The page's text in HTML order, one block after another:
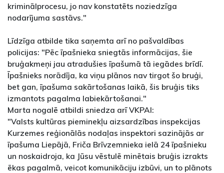
kriminālprocesu, jo nav konstatēts noziedzīga
nodarījuma sastāvs."
Līdzīga atbilde tika saņemta arī no pašvaldības
policijas: "Pēc īpašnieka sniegtās informācijas, šie
bruģakmeņi jau atradušies īpašumā tā iegādes brīdī.
Īpašnieks norādīja, ka viņu plānos nav tirgot šo bruģi,
bet gan, īpašuma sakārtošanas laikā, šis bruģis tiks
izmantots pagalma labiekārtošanai."
Marta nogalē atbildi sniedza arī VKPAI:
"Valsts kultūras pieminekļu aizsardzības inspekcijas
Kurzemes reģionālās nodaļas inspektori sazinājās ar
īpašuma Liepājā, Friča Brīvzemnieka ielā 24 īpašnieku
un noskaidroja, ka Jūsu vēstulē minētais bruģis izrakts
ēkas pagalmā, veicot komunikāciju izbūvi, un to plānots